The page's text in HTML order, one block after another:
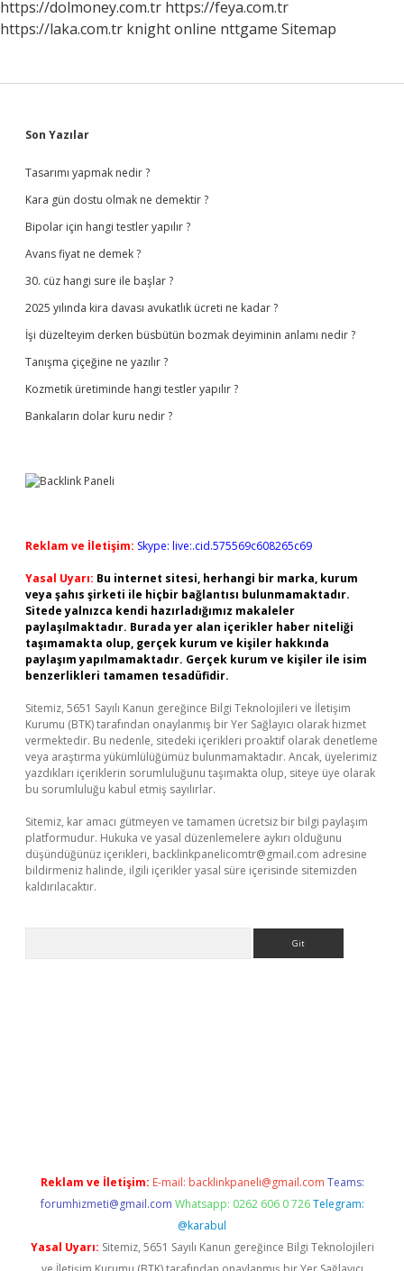
https://dolmoney.com.tr https://feya.com.tr
https://laka.com.tr knight online nttgame Sitemap
Sidebar
Son Yazılar
Tasarımı yapmak nedir ?
Kara gün dostu olmak ne demektir ?
Bipolar için hangi testler yapılır ?
Avans fiyat ne demek ?
30. cüz hangi sure ile başlar ?
2025 yılında kira davası avukatlık ücreti ne kadar ?
İşi düzelteyim derken büsbütün bozmak deyiminin anlamı nedir ?
Tanışma çiçeğine ne yazılır ?
Kozmetik üretiminde hangi testler yapılır ?
Bankaların dolar kuru nedir ?
Reklam ve İletişim: Skype: live:.cid.575569c608265c69
Yasal Uyarı: Bu internet sitesi, herhangi bir marka, kurum
veya şahıs şirketi ile hiçbir bağlantısı bulunmamaktadır.
Sitede yalnızca kendi hazırladığımız makaleler
paylaşılmaktadır. Burada yer alan içerikler haber niteliği
taşımamakta olup, gerçek kurum ve kişiler hakkında
paylaşım yapılmamaktadır. Gerçek kurum ve kişiler ile isim
benzerlikleri tamamen tesadüfidir.
Sitemiz, 5651 Sayılı Kanun gereğince Bilgi Teknolojileri ve İletişim
Kurumu (BTK) tarafından onaylanmış bir Yer Sağlayıcı olarak hizmet
vermektedir. Bu nedenle, sitedeki içerikleri proaktif olarak denetleme
veya araştırma yükümlülüğümüz bulunmamaktadır. Ancak, üyelerimiz
yazdıkları içeriklerin sorumluluğunu taşımakta olup, siteye üye olarak
bu sorumluluğu kabul etmiş sayılırlar.
Sitemiz, kar amacı gütmeyen ve tamamen ücretsiz bir bilgi paylaşım
platformudur. Hukuka ve yasal düzenlemelere aykırı olduğunu
düşündüğünüz içerikleri, backlinkpanelicomtr@gmail.com adresine
bildirmeniz halinde, ilgili içerikler yasal süre içerisinde sitemizden
kaldırılacaktır.
Reklam ve İletişim: E-mail: backlinkpaneli@gmail.com Teams:
forumhizmeti@gmail.com Whatsapp: 0262 606 0 726 Telegram:
@karabul
Yasal Uyarı: Sitemiz, 5651 Sayılı Kanun gereğince Bilgi Teknolojileri